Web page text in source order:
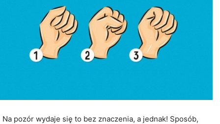
Na pozór wydaje się to bez znaczenia, a jednak! Sposób,